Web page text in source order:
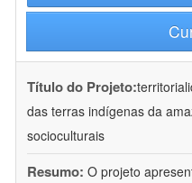
Título do Projeto:
das terras indígenas da
socioculturais
Resumo: O projeto